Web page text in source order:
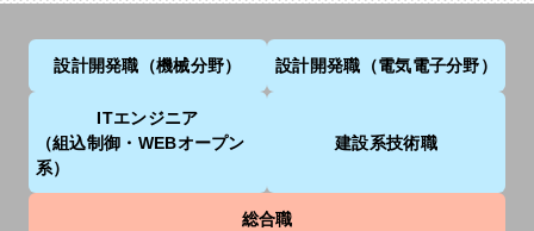
設計開発職 （機械分野） 設計開発職 （電気電子分野）
ITエンジニア
（組込制御・WEBオープン
系）
建設系技術職
総合職